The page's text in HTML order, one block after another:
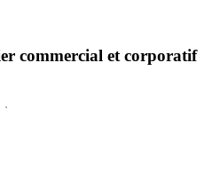
commercial et corporatif